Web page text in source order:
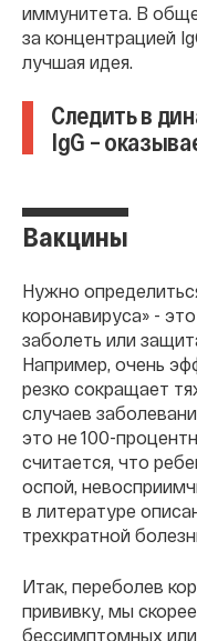
иммунитета. В
за концентрацией
лучшая идея.
Следить в
IgG –
Вакцины
Нужно
коронавируса» -
заболеть или
Например, очень
резко сокращает
случаев
это не 100-
считается, что
оспой,
в литературе
трехкратной
Итак, переболев
прививку, мы
бессимптомных